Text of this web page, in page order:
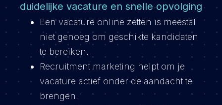
duidelijke vacature en snelle opvolging
Een vacature online zetten is meestal
niet genoeg om geschikte kandidaten
te bereiken.
Recruitment marketing helpt om je
vacature actief onder de aandacht te
brengen.